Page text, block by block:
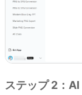
ステップ 2： AI